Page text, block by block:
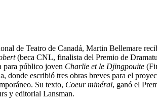
de Teatro de Canadá, Martin Bellemare
(beca CNL, finalista del Premio de
para público joven Charlie et le Djingpouite
donde escribió tres obras breves para el
Su texto, Coeur minéral, ganó el
y editorial Lansman.